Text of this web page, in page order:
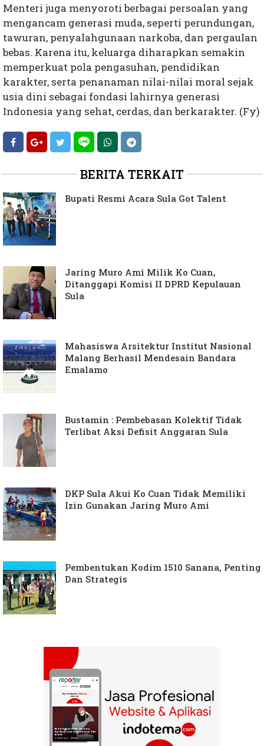
Menteri juga menyoroti berbagai persoalan yang
mengancam generasi muda, seperti perundungan,
tawuran, penyalahgunaan narkoba, dan pergaulan
bebas. Karena itu, keluarga diharapkan semakin
memperkuat pola pengasuhan, pendidikan
karakter, serta penanaman nilai-nilai moral sejak
usia dini sebagai fondasi lahirnya generasi
Indonesia yang sehat, cerdas, dan berkarakter. (Fy)
BERITA TERKAIT
Bupati Resmi Acara Sula Got Talent
Jaring Muro Ami Milik Ko Cuan,
Ditanggapi Komisi II DPRD Kepulauan
Sula
Mahasiswa Arsitektur Institut Nasional
Malang Berhasil Mendesain Bandara
Emalamo
Bustamin : Pembebasan Kolektif Tidak
Terlibat Aksi Defisit Anggaran Sula
DKP Sula Akui Ko Cuan Tidak Memiliki
Izin Gunakan Jaring Muro Ami
Pembentukan Kodim 1510 Sanana, Penting
Dan Strategis